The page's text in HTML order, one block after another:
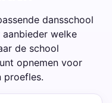
dansschool
welke
de school
opnemen voor
proefles.